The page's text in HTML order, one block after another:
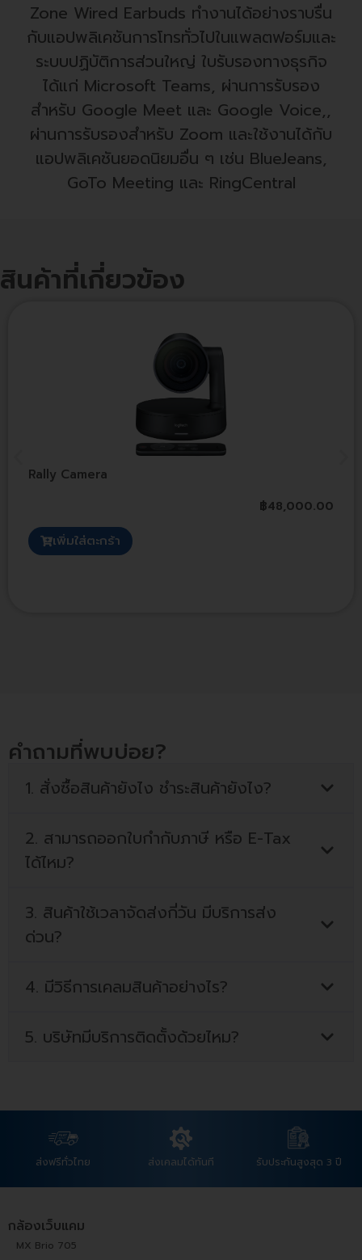
Zone Wired Earbuds ทำงานได้อย่างราบรื่น
กับแอปพลิเคชันการโทรทั่วไปในแพลตฟอร์มและ
ระบบปฏิบัติการส่วนใหญ่ ใบรับรองทางธุรกิจ
ได้แก่ Microsoft Teams, ผ่านการรับรอง
สำหรับ Google Meet และ Google Voice,,
ผ่านการรับรองสำหรับ Zoom และใช้งานได้กับ
แอปพลิเคชันยอดนิยมอื่น ๆ เช่น BlueJeans,
GoTo Meeting และ RingCentral
สินค้าที่เกี่ยวข้อง
Rally Camera
฿48,000.00
เพิ่มใส่ตะกร้า
คำถามที่พบบ่อย?
1. สั่งซื้อสินค้ายังไง ชำระสินค้ายังไง?
2. สามารถออกใบกำกับภาษี หรือ E-Tax
ได้ไหม?
3. สินค้าใช้เวลาจัดส่งกี่วัน มีบริการส่ง
ด่วน?
4. มีวิธีการเคลมสินค้าอย่างไร?
5. บริษัทมีบริการติดตั้งด้วยไหม?
ส่งฟรีทั่วไทย ส่งเคลมได้ทันที รับประกันสูงสุด 3 ปี
กล้องเว็บแคม
MX Brio 705